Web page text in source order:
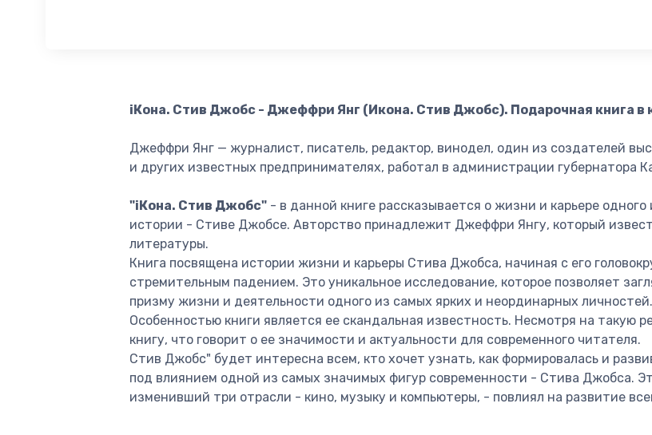
iКона. Стив Джобс - Джеффри Янг (Икона. Стив Джобс). Подарочная книга в
Джеффри Янг — журналист, писатель, редактор, винодел, один из создателей
и других известных предпринимателях, работал в администрации губернатора
"iКона. Стив Джобс" - в данной книге рассказывается о жизни и карьере
истории - Стиве Джобсе. Авторство принадлежит Джеффри Янгу, который
литературы.
Книга посвящена истории жизни и карьеры Стива Джобса, начиная с его
стремительным падением. Это уникальное исследование, которое позволяет
призму жизни и деятельности одного из самых ярких и неординарных личностей.
Особенностью книги является ее скандальная известность. Несмотря на такую
книгу, что говорит о ее значимости и актуальности для современного читателя.
Стив Джобс" будет интересна всем, кто хочет узнать, как формировалась и
под влиянием одной из самых значимых фигур современности - Стива Джобса.
изменивший три отрасли - кино, музыку и компьютеры, - повлиял на развитие